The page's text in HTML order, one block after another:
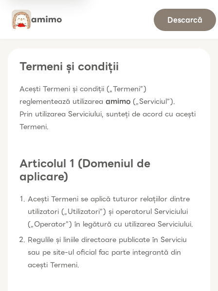
Descarcă
Termeni și condiții
Acești Termeni și condiții („Termeni”)
reglementează utilizarea amimo („Serviciul”).
Prin utilizarea Serviciului, sunteți de acord cu acești
Termeni.
Articolul 1 (Domeniul de
aplicare)
Acești Termeni se aplică tuturor relațiilor dintre
utilizatori („Utilizatori”) și operatorul Serviciului
(„Operator”) în legătură cu utilizarea Serviciului.
Regulile și liniile directoare publicate în Serviciu
sau pe site-ul oficial fac parte integrantă din
acești Termeni.